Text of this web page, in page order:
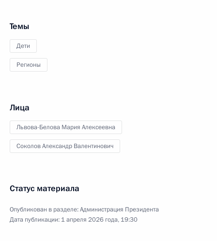
Темы
Дети
Регионы
Лица
Львова-Белова Мария Алексеевна
Соколов Александр Валентинович
Статус материала
Опубликован в разделе:Администрация Президента
Дата публикации: 1 апреля 2026 года, 19:30